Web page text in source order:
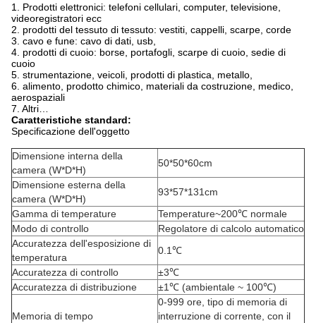
1. Prodotti elettronici: telefoni cellulari, computer, televisione,
videoregistratori ecc
2. prodotti del tessuto di tessuto: vestiti, cappelli, scarpe, corde
3. cavo e fune: cavo di dati, usb,
4. prodotti di cuoio: borse, portafogli, scarpe di cuoio, sedie di
cuoio
5. strumentazione, veicoli, prodotti di plastica, metallo,
6. alimento, prodotto chimico, materiali da costruzione, medico,
aerospaziali
7. Altri…
Caratteristiche standard:
Specificazione dell'oggetto
Dimensione interna della
camera (W*D*H)
50*50*60cm
Dimensione esterna della
camera (W*D*H)
93*57*131cm
Gamma di temperature
Temperature~200℃ normale
Modo di controllo
Regolatore di calcolo automatico
Accuratezza dell'esposizione di
temperatura
0.1℃
Accuratezza di controllo
±3℃
Accuratezza di distribuzione
±1℃ (ambientale ~ 100℃)
Memoria di tempo
0-999 ore, tipo di memoria di
interruzione di corrente, con il